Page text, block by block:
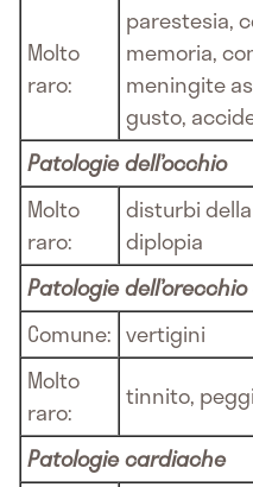
Molto
raro:
parestesia,
memoria,
meningite
gusto,
Patologie dell’occhio
Molto
raro:
disturbi
diplopia
Patologie
Comune: vertigini
Molto
raro:
tinnito,
Patologie cardiache